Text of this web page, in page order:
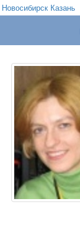
Новосибирск Казань